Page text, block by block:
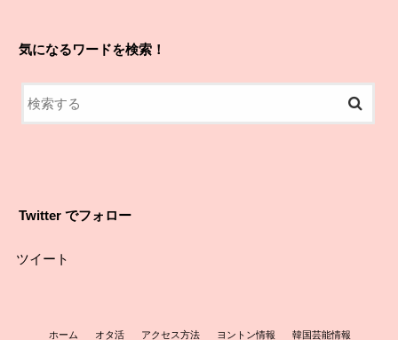
気になるワードを検索！
Twitter でフォロー
ツイート
ホーム オタ活 アクセス方法 ヨントン情報 韓国芸能情報